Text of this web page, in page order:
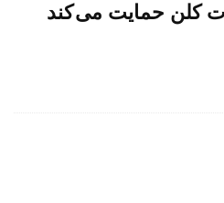
کلن حمایت می کند